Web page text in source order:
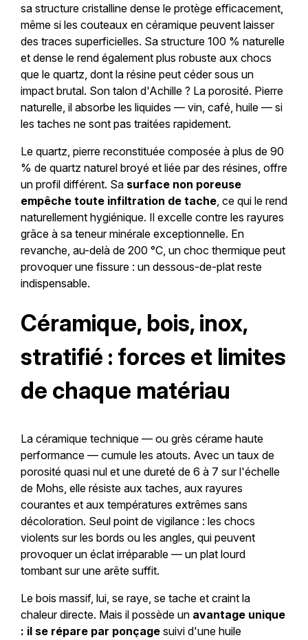
sa structure cristalline dense le protège efficacement,
même si les couteaux en céramique peuvent laisser
des traces superficielles. Sa structure 100 % naturelle
et dense le rend également plus robuste aux chocs
que le quartz, dont la résine peut céder sous un
impact brutal. Son talon d'Achille ? La porosité. Pierre
naturelle, il absorbe les liquides — vin, café, huile — si
les taches ne sont pas traitées rapidement.
Le quartz, pierre reconstituée composée à plus de 90
% de quartz naturel broyé et liée par des résines, offre
un profil différent. Sa surface non poreuse
empêche toute infiltration de tache, ce qui le rend
naturellement hygiénique. Il excelle contre les rayures
grâce à sa teneur minérale exceptionnelle. En
revanche, au-delà de 200 °C, un choc thermique peut
provoquer une fissure : un dessous-de-plat reste
indispensable.
Céramique, bois, inox,
stratifié : forces et limites
de chaque matériau
La céramique technique — ou grès cérame haute
performance — cumule les atouts. Avec un taux de
porosité quasi nul et une dureté de 6 à 7 sur l'échelle
de Mohs, elle résiste aux taches, aux rayures
courantes et aux températures extrêmes sans
décoloration. Seul point de vigilance : les chocs
violents sur les bords ou les angles, qui peuvent
provoquer un éclat irréparable — un plat lourd
tombant sur une arête suffit.
Le bois massif, lui, se raye, se tache et craint la
chaleur directe. Mais il possède un avantage unique
: il se répare par ponçagesuivi d'une huile